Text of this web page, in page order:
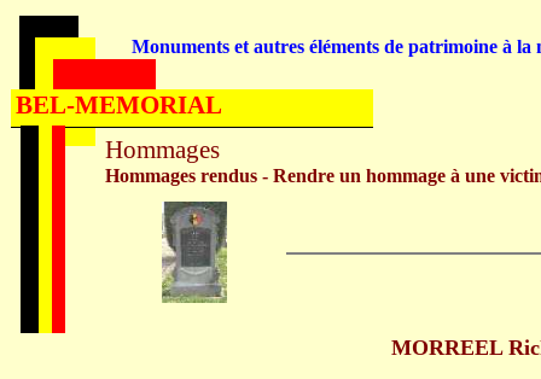
MORREEL
Hommages
Hommages rendus - Rendre un hommage à une
Monuments et autres éléments de patrimoine à la
BEL-MEMORIAL